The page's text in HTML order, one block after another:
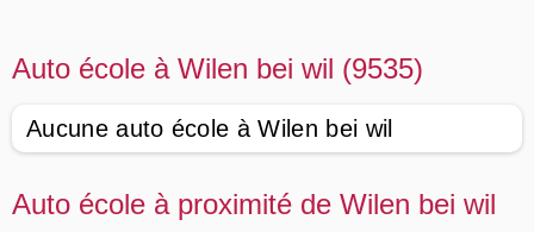
Auto école à Wilen bei wil (9535)
Aucune auto école à Wilen bei wil
Auto école à proximité de Wilen bei wil